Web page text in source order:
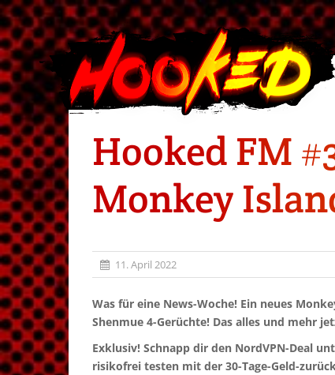
Hooked FM
Monkey
11. April 2022
Was für eine News-Woche! Ein neues
Shenmue 4-Gerüchte! Das alles und mehr
Exklusiv! Schnapp dir den NordVPN-Deal
risikofrei testen mit der 30-Tage-Geld-